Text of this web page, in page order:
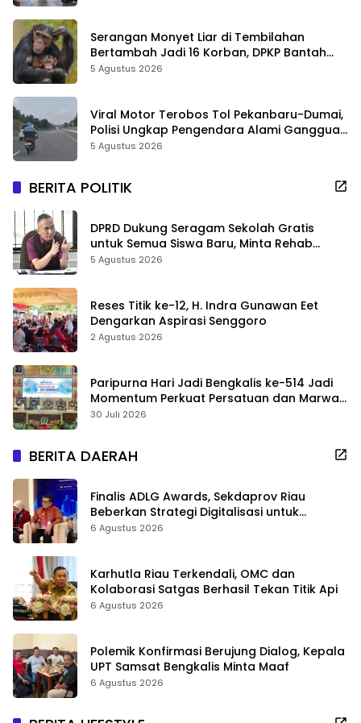
Serangan Monyet Liar di Tembilahan
Bertambah Jadi 16 Korban, DPKP Bantah
Video Gerombolan Viral
5 Agustus 2026
Viral Motor Terobos Tol Pekanbaru-Dumai,
Polisi Ungkap Pengendara Alami Gangguan
Usai Kecelakaan
5 Agustus 2026
BERITA POLITIK
DPRD Dukung Seragam Sekolah Gratis
untuk Semua Siswa Baru, Minta Rehab
Sekolah Jangan Dikurangi
5 Agustus 2026
Reses Titik ke-12, H. Indra Gunawan Eet
Dengarkan Aspirasi Senggoro
2 Agustus 2026
Paripurna Hari Jadi Bengkalis ke-514 Jadi
Momentum Perkuat Persatuan dan Marwah
Negeri
30 Juli 2026
BERITA DAERAH
Finalis ADLG Awards, Sekdaprov Riau
Beberkan Strategi Digitalisasi untuk
Tingkatkan Layanan Publik
6 Agustus 2026
Karhutla Riau Terkendali, OMC dan
Kolaborasi Satgas Berhasil Tekan Titik Api
6 Agustus 2026
Polemik Konfirmasi Berujung Dialog, Kepala
UPT Samsat Bengkalis Minta Maaf
6 Agustus 2026